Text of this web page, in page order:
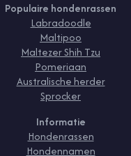
Populaire hondenrassen
Labradoodle
Maltipoo
Maltezer Shih Tzu
Pomeriaan
Australische herder
Sprocker
Informatie
Hondenrassen
Hondennamen